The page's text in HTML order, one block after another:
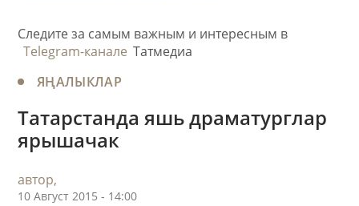
Следите за самым важным и интересным в
Telegram-канале Татмедиа
ЯҢАЛЫКЛАР
Татарстанда яшь драматурглар
ярышачак
автор,
10 Август 2015 - 14:00